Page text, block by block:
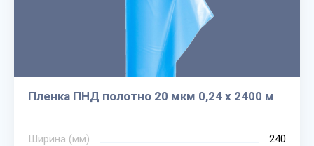
Пленка ПНД полотно 20 мкм 0,24 х 2400 м
Ширина (мм)
240